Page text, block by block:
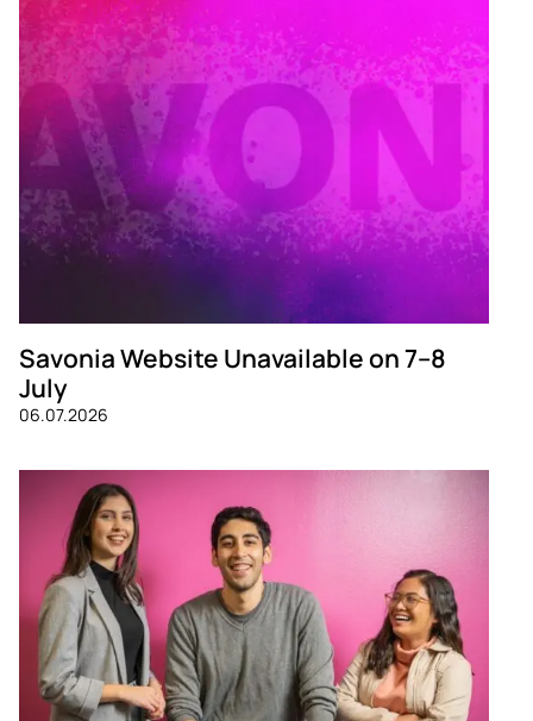
Savonia Website Unavailable on 7–8
July
06.07.2026